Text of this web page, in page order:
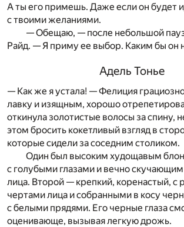
А ты его примешь. Даже если он будет
с твоими желаниями.
— Обещаю, — после небольшой
Райд. — Я приму ее выбор. Каким бы он
Адель Тонье
— Как же я устала! — Фелиция
лавку и изящным, хорошо
откинула золотистые волосы за спину,
этом бросить кокетливый взгляд в
которые сидели за соседним столиком.
Один был высоким худощавым
с голубыми глазами и вечно
лица. Второй — крепкий, коренастый, с
чертами лица и собранными в косу
с белыми прядями. Его черные глаза
оценивающе, вызывая легкую дрожь.